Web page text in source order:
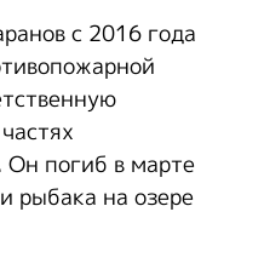
с 2016 года
Он погиб в марте
рыбака на озере